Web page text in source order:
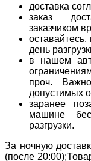
доставка
заказ
заказчиком
день
в нашем
проч.
допустимых
заранее
машине
разгрузки.
За ночную
(после